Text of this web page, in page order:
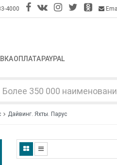
4000
ОПЛАТАPAYPAL
Дайвинг. Яхты. Парус